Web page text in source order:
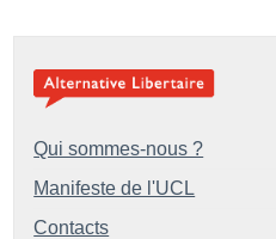
Qui sommes-nous ?
Manifeste de l'UCL
Contacts